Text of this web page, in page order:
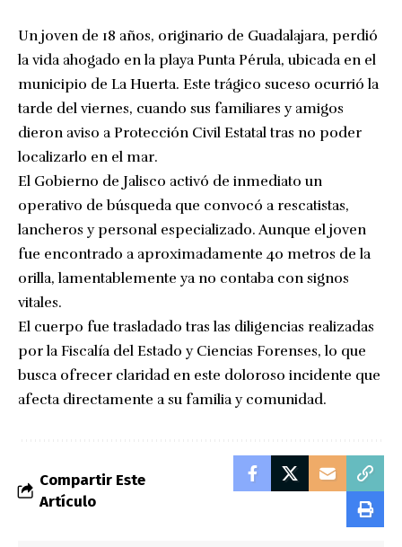
Un joven de 18 años, originario de Guadalajara, perdió
la vida ahogado en la playa Punta Pérula, ubicada en el
municipio de La Huerta. Este trágico suceso ocurrió la
tarde del viernes, cuando sus familiares y amigos
dieron aviso a Protección Civil Estatal tras no poder
localizarlo en el mar.
El Gobierno de Jalisco activó de inmediato un
operativo de búsqueda que convocó a rescatistas,
lancheros y personal especializado. Aunque el joven
fue encontrado a aproximadamente 40 metros de la
orilla, lamentablemente ya no contaba con signos
vitales.
El cuerpo fue trasladado tras las diligencias realizadas
por la Fiscalía del Estado y Ciencias Forenses, lo que
busca ofrecer claridad en este doloroso incidente que
afecta directamente a su familia y comunidad.
Compartir Este
Artículo